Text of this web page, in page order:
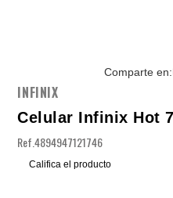
Comparte en:
INFINIX
Celular Infinix Hot
Ref.4894947121746
Califica el producto